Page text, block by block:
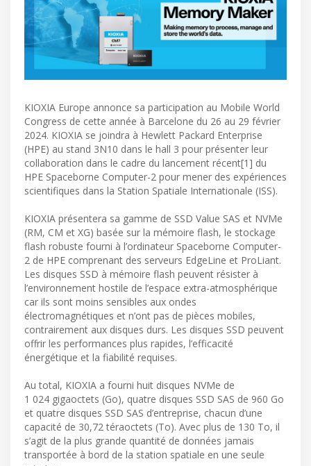
KIOXIA Europe annonce sa participation au Mobile World
Congress de cette année à Barcelone du 26 au 29 février
2024. KIOXIA se joindra à Hewlett Packard Enterprise
(HPE) au stand 3N10 dans le hall 3 pour présenter leur
collaboration dans le cadre du lancement récent[1] du
HPE Spaceborne Computer-2 pour mener des expériences
scientifiques dans la Station Spatiale Internationale (ISS).
KIOXIA présentera sa gamme de SSD Value SAS et NVMe
(RM, CM et XG) basée sur la mémoire flash, le stockage
flash robuste fourni à l’ordinateur Spaceborne Computer-
2 de HPE comprenant des serveurs EdgeLine et ProLiant.
Les disques SSD à mémoire flash peuvent résister à
l’environnement hostile de l’espace extra-atmosphérique
car ils sont moins sensibles aux ondes
électromagnétiques et n’ont pas de pièces mobiles,
contrairement aux disques durs. Les disques SSD peuvent
offrir les performances plus rapides, l’efficacité
énergétique et la fiabilité requises.
Au total, KIOXIA a fourni huit disques NVMe de
1 024 gigaoctets (Go), quatre disques SSD SAS de 960 Go
et quatre disques SSD SAS d’entreprise, chacun d’une
capacité de 30,72 téraoctets (To). Avec plus de 130 To, il
s’agit de la plus grande quantité de données jamais
transportée à bord de la station spatiale en une seule